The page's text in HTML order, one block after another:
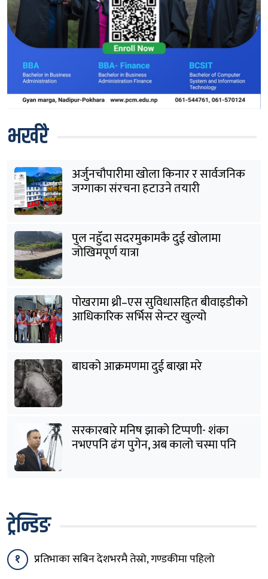
भर्खरै
अर्जुनचौपारीमा खोला किनार र सार्वजनिक
जग्गाका संरचना हटाउने तयारी
पुल नहुँदा सदरमुकामकै दुई खोलामा
जोखिमपूर्ण यात्रा
पोखरामा थ्री–एस सुविधासहित बीवाइडीको
आधिकारिक सर्भिस सेन्टर खुल्यो
बाघको आक्रमणमा दुई बाख्रा मरे
सरकारबारे मनिष झाको टिप्पणी- शंका
नभएपनि ढंग पुगेन, अब कालो चस्मा पनि
ट्रेन्डिङ
१ प्रतिभाका सबिन देशभरमै तेस्रो, गण्डकीमा पहिलो